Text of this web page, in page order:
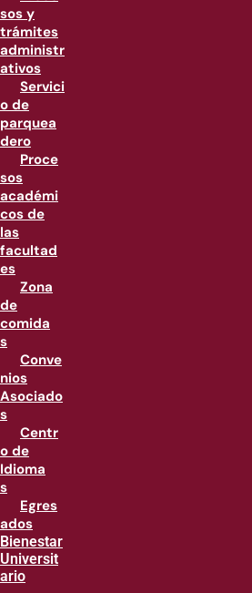
sos y
trámites
administr
ativos
Servici
o de
parquea
dero
Proce
sos
académi
cos de
las
facultad
es
Zona
de
comida
s
Conve
nios
Asociado
s
Centr
o de
Idioma
s
Egres
ados
Bienestar
Universit
ario